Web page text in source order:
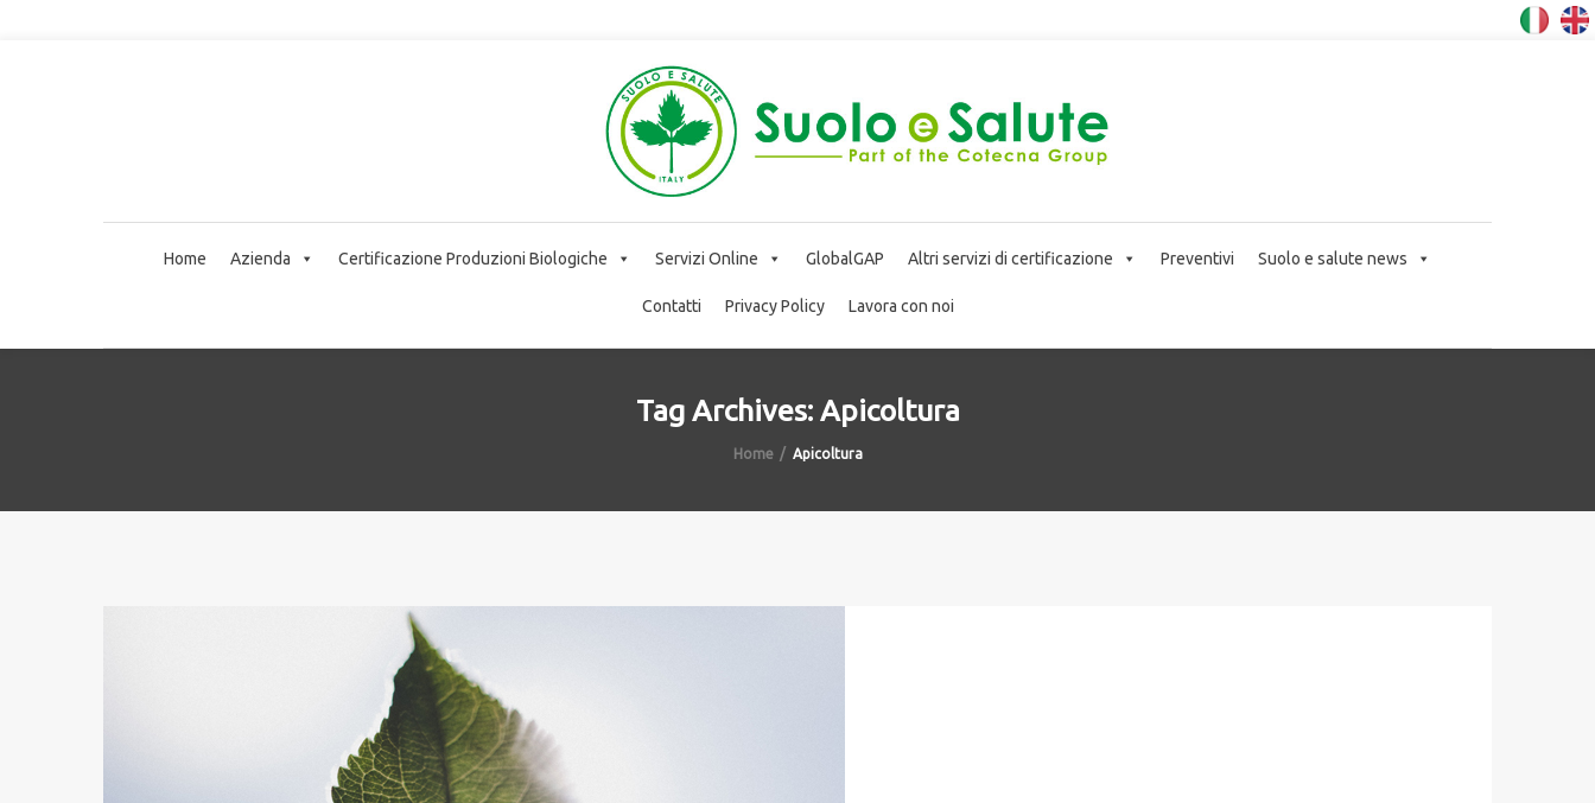
Home Azienda Certificazione Produzioni Biologiche Servizi Online GlobalGAP Altri servizi di certificazione Preventivi Suolo e salute news
Contatti Privacy Policy Lavora con noi
Tag Archives: Apicoltura
Home Apicoltura